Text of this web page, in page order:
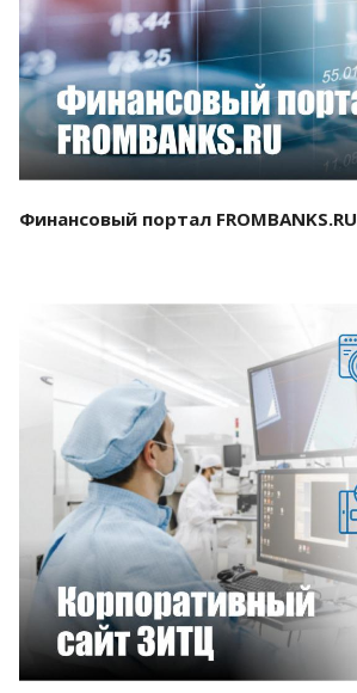
Смотреть проект
Финансовый портал FROMBANKS.RU
Смотреть проект